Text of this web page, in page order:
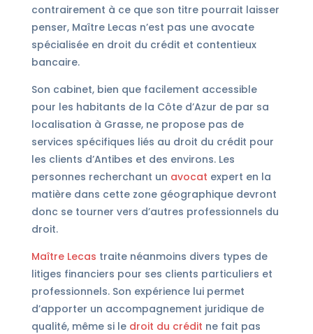
contrairement à ce que son titre pourrait laisser
penser, Maître Lecas n’est pas une avocate
spécialisée en droit du crédit et contentieux
bancaire.
Son cabinet, bien que facilement accessible
pour les habitants de la Côte d’Azur de par sa
localisation à Grasse, ne propose pas de
services spécifiques liés au droit du crédit pour
les clients d’Antibes et des environs. Les
personnes recherchant un avocat expert en la
matière dans cette zone géographique devront
donc se tourner vers d’autres professionnels du
droit.
Maître Lecas traite néanmoins divers types de
litiges financiers pour ses clients particuliers et
professionnels. Son expérience lui permet
d’apporter un accompagnement juridique de
qualité, même si le droit du crédit ne fait pas